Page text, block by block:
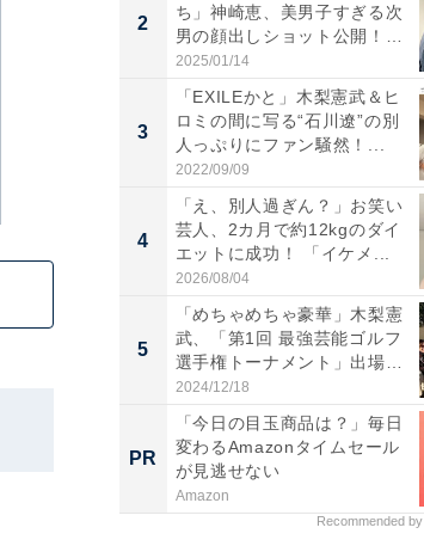
2
ち」神崎恵、美男子すぎる次
男の顔出しショット公開！
「め...
2025/01/14
3
「EXILEかと」木梨憲武＆ヒ
ロミの間に写る“石川遼”の別
人っぷりにファン騒然！...
2022/09/09
4
「え、別人過ぎん？」お笑い
芸人、2カ月で約12kgのダイ
エットに成功！ 「イケメ...
2026/08/04
5
「めちゃめちゃ豪華」木梨憲
武、「第1回 最強芸能ゴルフ
選手権トーナメント」出場
メ...
2024/12/18
PR
「今日の目玉商品は？」毎日
変わるAmazonタイムセール
が見逃せない
Amazon
Recommended by